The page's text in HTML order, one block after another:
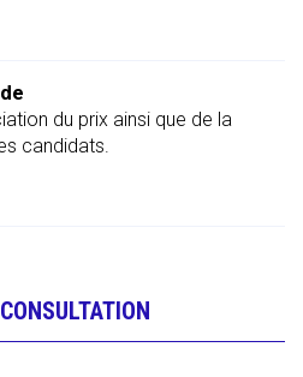
du prix ainsi que de la
candidats.